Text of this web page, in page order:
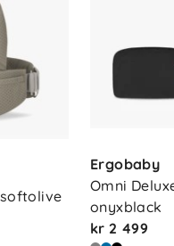
UPF 50+
livstidsgaranti
kg
Ergobaby
Omni
onyxblack
kr 2 499